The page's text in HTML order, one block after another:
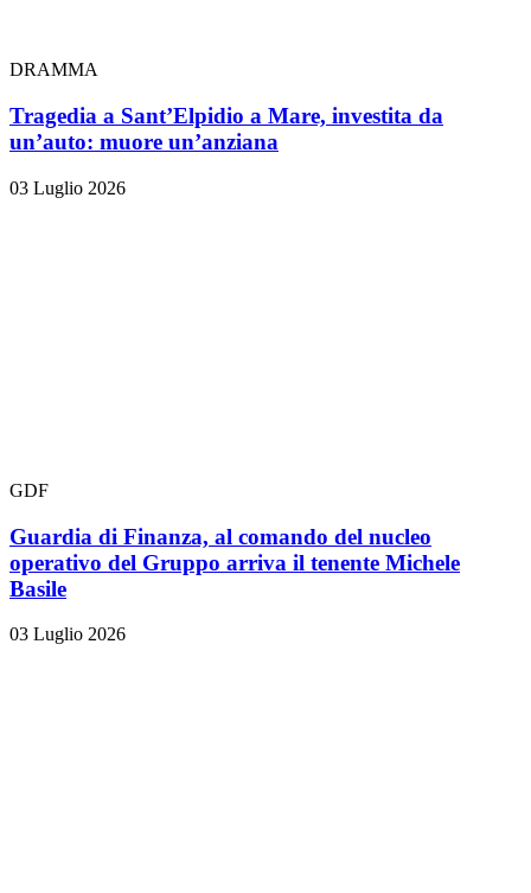
DRAMMA
Tragedia a Sant’Elpidio a Mare, investita da
un’auto: muore un’anziana
03 Luglio 2026
GDF
Guardia di Finanza, al comando del nucleo
operativo del Gruppo arriva il tenente Michele
Basile
03 Luglio 2026